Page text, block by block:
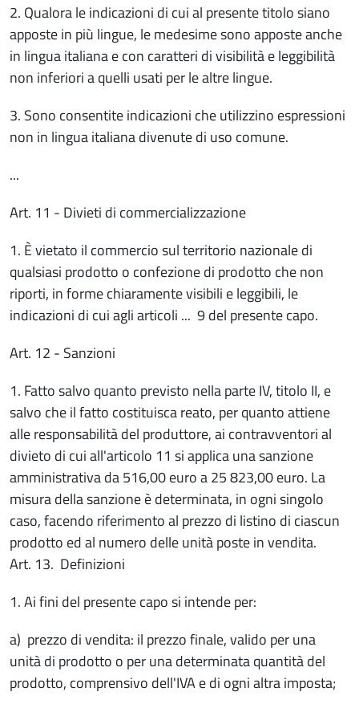
2. Qualora le indicazioni di cui al presente titolo siano
apposte in più lingue, le medesime sono apposte anche
in lingua italiana e con caratteri di visibilità e leggibilità
non inferiori a quelli usati per le altre lingue.
3. Sono consentite indicazioni che utilizzino espressioni
non in lingua italiana divenute di uso comune.
...
Art. 11 - Divieti di commercializzazione
1. È vietato il commercio sul territorio nazionale di
qualsiasi prodotto o confezione di prodotto che non
riporti, in forme chiaramente visibili e leggibili, le
indicazioni di cui agli articoli ... 9 del presente capo.
Art. 12 - Sanzioni
1. Fatto salvo quanto previsto nella parte IV, titolo II, e
salvo che il fatto costituisca reato, per quanto attiene
alle responsabilità del produttore, ai contravventori al
divieto di cui all'articolo 11 si applica una sanzione
amministrativa da 516,00 euro a 25 823,00 euro. La
misura della sanzione è determinata, in ogni singolo
caso, facendo riferimento al prezzo di listino di ciascun
prodotto ed al numero delle unità poste in vendita.
Art. 13. Definizioni
1. Ai fini del presente capo si intende per:
a) prezzo di vendita: il prezzo finale, valido per una
unità di prodotto o per una determinata quantità del
prodotto, comprensivo dell'IVA e di ogni altra imposta;